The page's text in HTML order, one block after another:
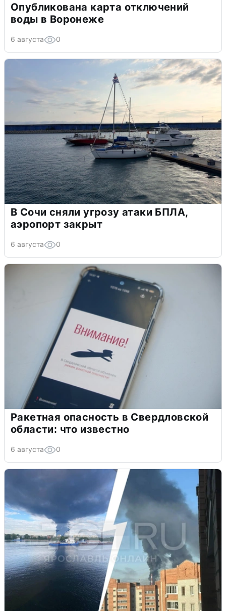
Опубликована карта отключений
воды в Воронеже
6 августа 0
В Сочи сняли угрозу атаки БПЛА,
аэропорт закрыт
6 августа 0
Ракетная опасность в Свердловской
области: что известно
6 августа 0